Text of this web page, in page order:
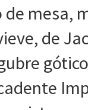
mesa,
de